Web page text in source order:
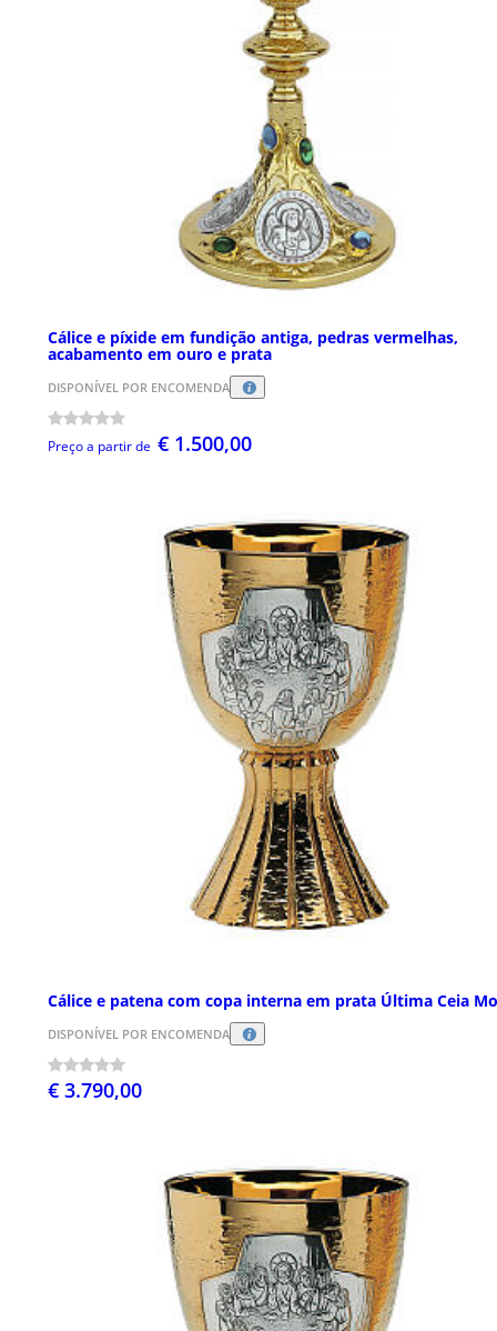
Cálice e píxide em fundição antiga, pedras vermelhas,
acabamento em ouro e prata
DISPONÍVEL POR ENCOMENDA
Preço a partir de € 1.500,00
Cálice e patena com copa interna em prata Última Ceia
DISPONÍVEL POR ENCOMENDA
€ 3.790,00